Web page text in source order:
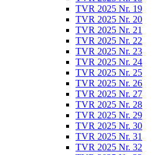
TVR 2025 Nr. 19
TVR 2025 Nr. 20
TVR 2025 Nr. 21
TVR 2025 Nr. 22
TVR 2025 Nr. 23
TVR 2025 Nr. 24
TVR 2025 Nr. 25
TVR 2025 Nr. 26
TVR 2025 Nr. 27
TVR 2025 Nr. 28
TVR 2025 Nr. 29
TVR 2025 Nr. 30
TVR 2025 Nr. 31
TVR 2025 Nr. 32